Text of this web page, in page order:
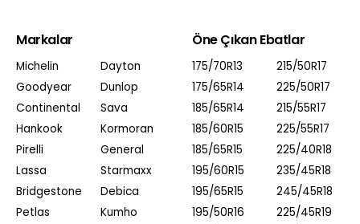
Markalar
Michelin
Goodyear
Continental
Hankook
Pirelli
Lassa
Bridgestone
Petlas
Dayton
Dunlop
Sava
Kormoran
General
Starmaxx
Debica
Kumho
Öne Çıkan Ebatlar
175/70R13
175/65R14
185/65R14
185/60R15
185/65R15
195/60R15
195/65R15
195/50R16
215/50R17
225/50R17
215/55R17
225/55R17
225/40R18
235/45R18
245/45R18
225/45R19